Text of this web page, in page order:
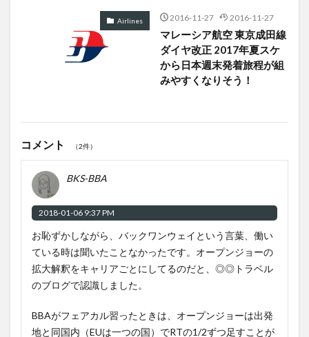
Airlines 2016-11-27 2016-11-27
マレーシア航空 東京成田線
ダイヤ改正 2017年夏スケ
から日本週末発着旅程が組
みやすくなりそう！
コメント （2件）
BKS-BBA
2018-01-06 9:37 PM
お恥ずかしながら、バックワンウェイという言葉、働い
ている時は聞いたことなかったです。オープンジョーの
拡大解釈をキャリアごとにしてるのだと、◎◎トラベル
のブログで認識しました。
BBAがフェアカル習ったときは、オープンジョーは出発
地と同国内（EUは一つの国）でRTの1/2ずつ足すことが